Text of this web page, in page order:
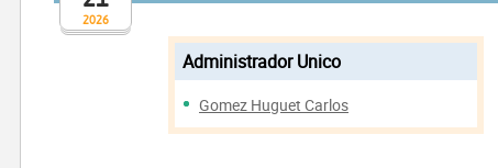
2026
Administrador Unico
Gomez Huguet Carlos